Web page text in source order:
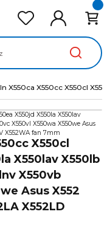
X550ca X550cc X550cl
X550cl
X550lav X550lb
X550vb
Asus X552
X552LD